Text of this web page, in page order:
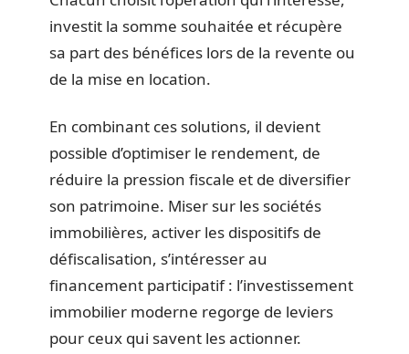
investit la somme souhaitée et récupère
sa part des bénéfices lors de la revente ou
de la mise en location.
En combinant ces solutions, il devient
possible d’optimiser le rendement, de
réduire la pression fiscale et de diversifier
son patrimoine. Miser sur les sociétés
immobilières, activer les dispositifs de
défiscalisation, s’intéresser au
financement participatif : l’investissement
immobilier moderne regorge de leviers
pour ceux qui savent les actionner.